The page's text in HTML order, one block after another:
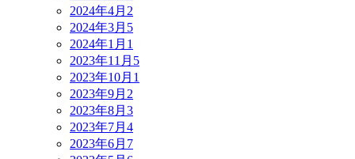
2024年4月 2
2024年3月 5
2024年1月 1
2023年11月 5
2023年10月 1
2023年9月 2
2023年8月 3
2023年7月 4
2023年6月 7